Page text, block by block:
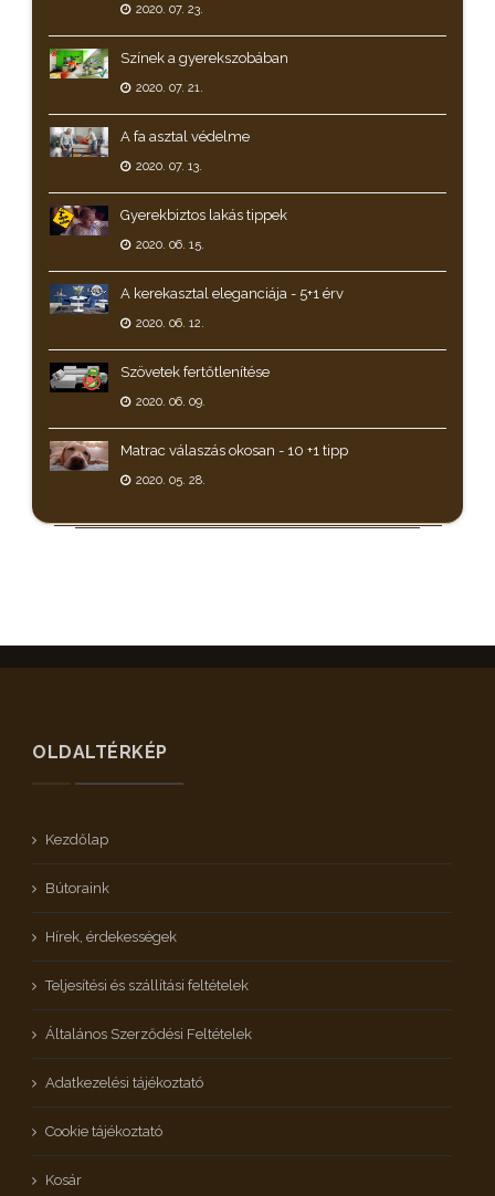
2020. 07. 23.
Színek a gyerekszobában
2020. 07. 21.
A fa asztal védelme
2020. 07. 13.
Gyerekbiztos lakás tippek
2020. 06. 15.
A kerekasztal eleganciája - 5+1 érv
2020. 06. 12.
Szövetek fertőtlenítése
2020. 06. 09.
Matrac válaszás okosan - 10 +1 tipp
2020. 05. 28.
OLDALTÉRKÉP
Kezdőlap
Bútoraink
Hírek, érdekességek
Teljesítési és szállítási feltételek
Általános Szerződési Feltételek
Adatkezelési tájékoztató
Cookie tájékoztató
Kosár